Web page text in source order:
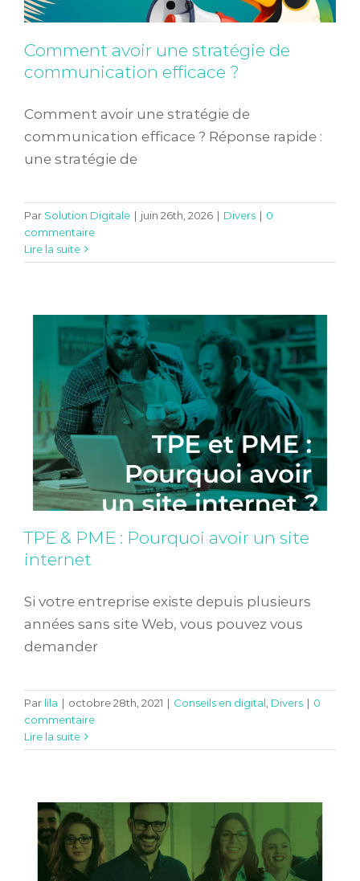
Comment avoir une stratégie de
communication efficace ?
Comment avoir une stratégie de
communication efficace ? Réponse rapide :
une stratégie de
Par Solution Digitale | juin 26th, 2026 | Divers | 0
commentaire
Lire la suite
TPE & PME : Pourquoi avoir un site
Conseils en digital Divers
TPE & PME : Pourquoi avoir un site
internet
Si votre entreprise existe depuis plusieurs
années sans site Web, vous pouvez vous
demander
Par lila | octobre 28th, 2021 | Conseils en digital Divers | 0
commentaire
Lire la suite
Solution Digitale : Nous recrutons
Divers